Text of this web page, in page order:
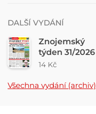
DALŠÍ VYDÁNÍ
Znojemský
týden 31/2026
14 Kč
Všechna vydání (archiv)